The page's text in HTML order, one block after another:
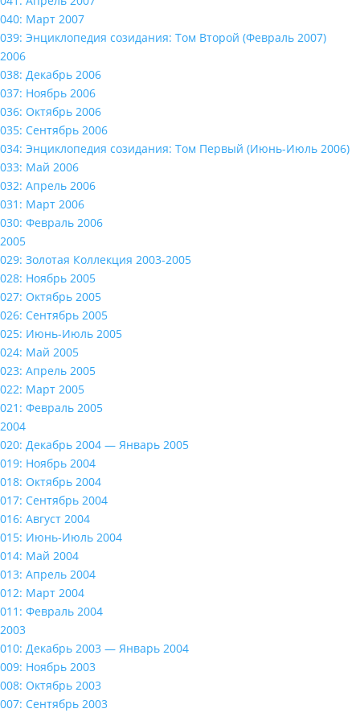
040: Март 2007
039: Энциклопедия созидания: Том Второй (Февраль 2007)
2006
038: Декабрь 2006
037: Ноябрь 2006
036: Октябрь 2006
035: Сентябрь 2006
034: Энциклопедия созидания: Том Первый (Июнь-Июль 2006)
033: Май 2006
032: Апрель 2006
031: Март 2006
030: Февраль 2006
2005
029: Золотая Коллекция 2003-2005
028: Ноябрь 2005
027: Октябрь 2005
026: Сентябрь 2005
025: Июнь-Июль 2005
024: Май 2005
023: Апрель 2005
022: Март 2005
021: Февраль 2005
2004
020: Декабрь 2004 — Январь 2005
019: Ноябрь 2004
018: Октябрь 2004
017: Сентябрь 2004
016: Август 2004
015: Июнь-Июль 2004
014: Май 2004
013: Апрель 2004
012: Март 2004
011: Февраль 2004
2003
010: Декабрь 2003 — Январь 2004
009: Ноябрь 2003
008: Октябрь 2003
007: Сентябрь 2003